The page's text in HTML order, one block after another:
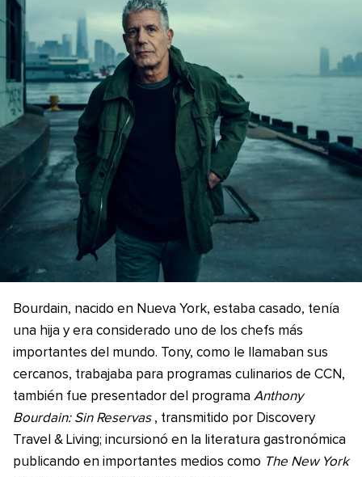
Bourdain, nacido en Nueva York, estaba casado, tenía
una hija y era considerado uno de los chefs más
importantes del mundo. Tony, como le llamaban sus
cercanos, trabajaba para programas culinarios de CCN,
también fue presentador del programa Anthony
Bourdain: Sin Reservas , transmitido por Discovery
Travel & Living; incursionó en la literatura gastronómica
publicando en importantes medios como The New York